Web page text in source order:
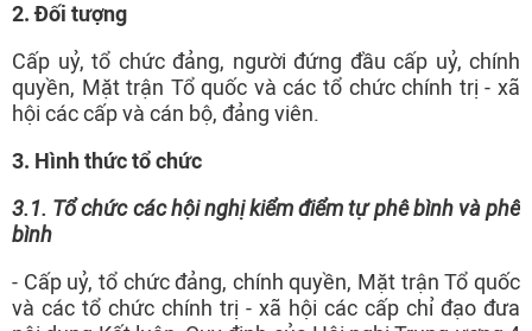
2. Đối tượng
Cấp uỷ, tổ chức đảng, người đứng đầu cấp uỷ, chính
quyền, Mặt trận Tổ quốc và các tổ chức chính trị - xã
hội các cấp và cán bộ, đảng viên.
3. Hình thức tổ chức
3.1. Tổ chức các hội nghị kiểm điểm tự phê bình và phê
bình
- Cấp uỷ, tổ chức đảng, chính quyền, Mặt trận Tổ quốc
và các tổ chức chính trị - xã hội các cấp chỉ đạo đưa